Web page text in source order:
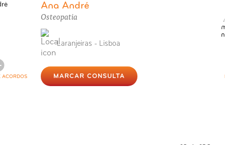
ACORDOS
Ana André
Osteopatia
Laranjeiras - Lisboa
MARCAR CONSULTA